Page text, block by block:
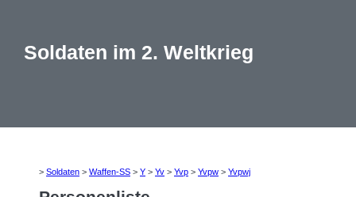
Soldaten im 2. Weltkrieg
> Soldaten > Waffen-SS > Y > Yv > Yvp > Yvpw > Yvpwj